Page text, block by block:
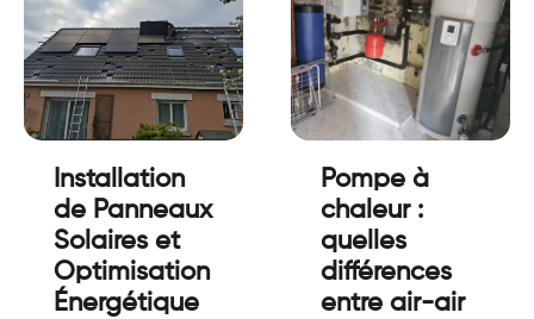
Installation
de Panneaux
Solaires et
Optimisation
Énergétique
Pompe à
chaleur :
quelles
différences
entre air-air